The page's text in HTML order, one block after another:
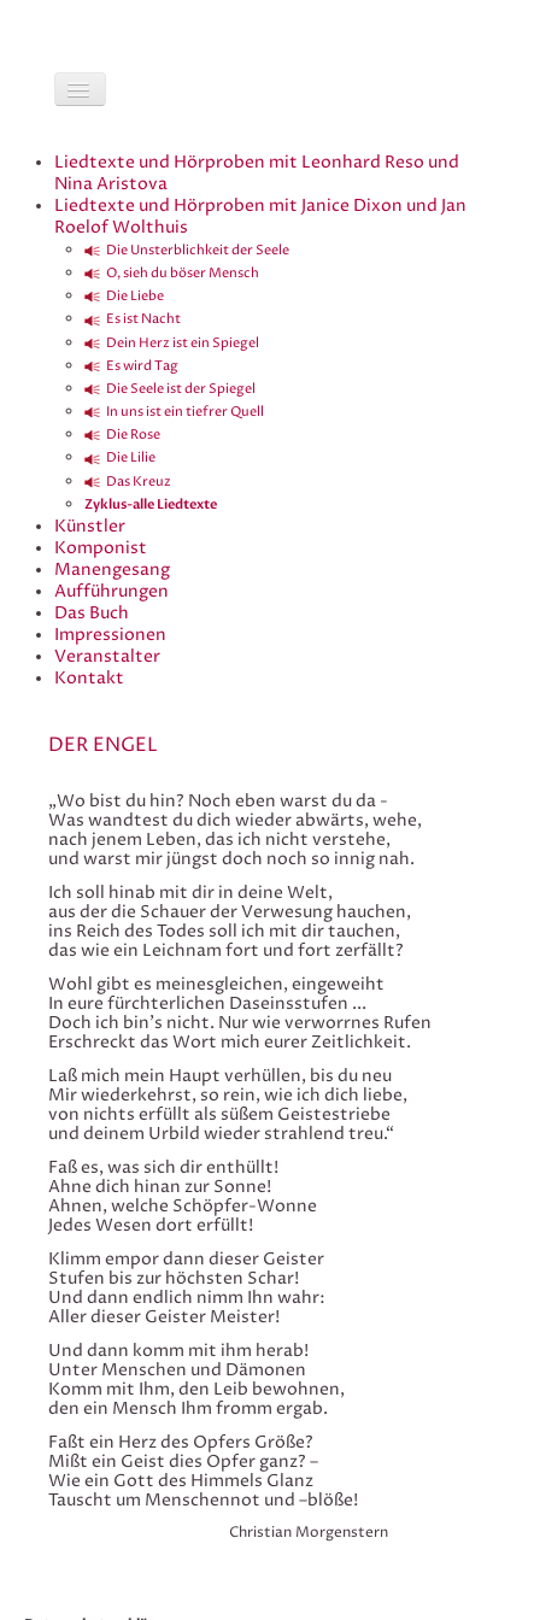
Liedtexte und Hörproben mit Leonhard Reso und
Nina Aristova
Liedtexte und Hörproben mit Janice Dixon und Jan
Roelof Wolthuis
Die Unsterblichkeit der Seele
O, sieh du böser Mensch
Die Liebe
Es ist Nacht
Dein Herz ist ein Spiegel
Es wird Tag
Die Seele ist der Spiegel
In uns ist ein tiefrer Quell
Die Rose
Die Lilie
Das Kreuz
Zyklus-alle Liedtexte
Künstler
Komponist
Manengesang
Aufführungen
Das Buch
Impressionen
Veranstalter
Kontakt
DER ENGEL
„Wo bist du hin? Noch eben warst du da -
Was wandtest du dich wieder abwärts, wehe,
nach jenem Leben, das ich nicht verstehe,
und warst mir jüngst doch noch so innig nah.
Ich soll hinab mit dir in deine Welt,
aus der die Schauer der Verwesung hauchen,
ins Reich des Todes soll ich mit dir tauchen,
das wie ein Leichnam fort und fort zerfällt?
Wohl gibt es meinesgleichen, eingeweiht
In eure fürchterlichen Daseinsstufen ...
Doch ich bin’s nicht. Nur wie verworrnes Rufen
Erschreckt das Wort mich eurer Zeitlichkeit.
Laß mich mein Haupt verhüllen, bis du neu
Mir wiederkehrst, so rein, wie ich dich liebe,
von nichts erfüllt als süßem Geistestriebe
und deinem Urbild wieder strahlend treu.“
Faß es, was sich dir enthüllt!
Ahne dich hinan zur Sonne!
Ahnen, welche Schöpfer-Wonne
Jedes Wesen dort erfüllt!
Klimm empor dann dieser Geister
Stufen bis zur höchsten Schar!
Und dann endlich nimm Ihn wahr:
Aller dieser Geister Meister!
Und dann komm mit ihm herab!
Unter Menschen und Dämonen
Komm mit Ihm, den Leib bewohnen,
den ein Mensch Ihm fromm ergab.
Faßt ein Herz des Opfers Größe?
Mißt ein Geist dies Opfer ganz? –
Wie ein Gott des Himmels Glanz
Tauscht um Menschennot und –blöße!
Christian Morgenstern